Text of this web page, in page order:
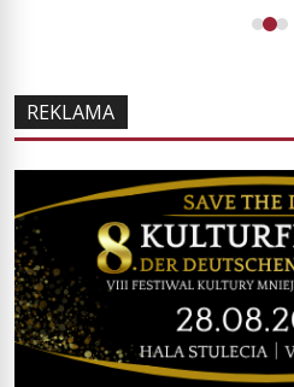
REKLAMA